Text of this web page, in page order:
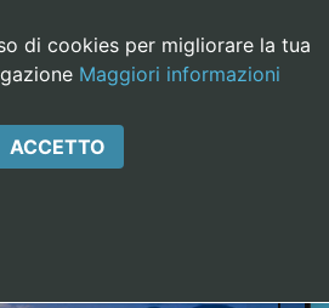
di cookies per migliorare la tua
Maggiori informazioni
ACCETTO